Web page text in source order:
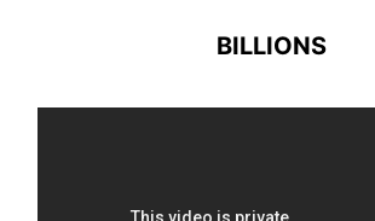
BILLIONS